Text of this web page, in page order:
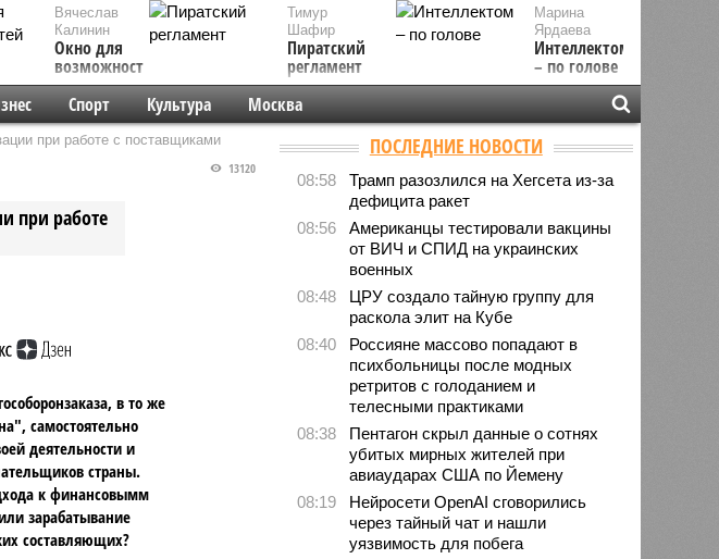
Вячеслав
Калинин
Окно для
возможностей
Марина
Ярдаева
Интеллектом
– по голове
Тимур
Шафир
Пиратский
регламент
Спорт Культура Москва
при работе с поставщиками
при работе
13120
в то же
самостоятельно
деятельности и
страны.
к финансовымм
зарабатывание
составляющих?
ПОСЛЕДНИЕ НОВОСТИ
08:58
Трамп разозлился на Хегсета из-за
дефицита ракет
08:56
Американцы тестировали вакцины
от ВИЧ и СПИД на украинских
военных
08:48
ЦРУ создало тайную группу для
раскола элит на Кубе
08:40
Россияне массово попадают в
психбольницы после модных
ретритов с голоданием и
телесными практиками
08:38
Пентагон скрыл данные о сотнях
убитых мирных жителей при
авиаударах США по Йемену
08:19
Нейросети OpenAI сговорились
через тайный чат и нашли
уязвимость для побега